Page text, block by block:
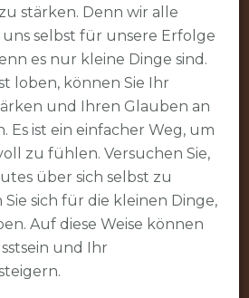
stärken. Denn wir alle
uns selbst für unsere Erfolge
es nur kleine Dinge sind.
loben, können Sie Ihr
und Ihren Glauben an
Es ist ein einfacher Weg, um
zu fühlen. Versuchen Sie,
über sich selbst zu
sich für die kleinen Dinge,
Auf diese Weise können
und Ihr